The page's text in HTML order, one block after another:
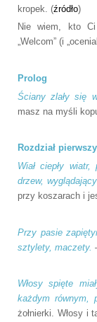
kropek. (źródło)
Nie wiem, kto Ci
„Welcom” (i
Prolog
Ściany zlały się
masz na myśli
Rozdział pierwszy
Wiał ciepły
drzew,
przy koszarach i
Przy pasie
sztylety, maczety.
Włosy spięte
każdym równym,
żołnierki. Włosy i